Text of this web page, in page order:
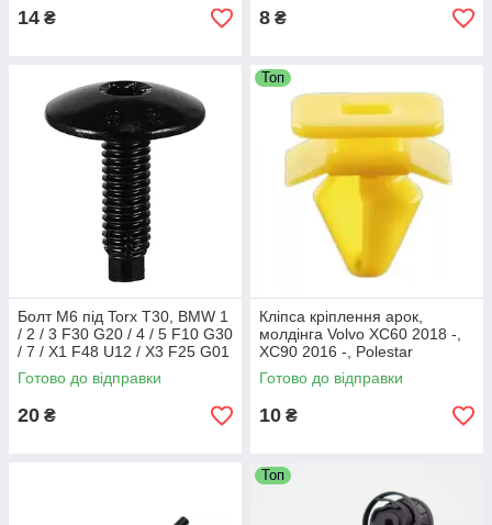
14 ₴ 8 ₴
Болт М6 під Torx T30, BMW 1
/ 2 / 3 F30 G20 / 4 / 5 F10 G30
/ 7 / X1 F48 U12 / X3 F25 G01
/ X4 X5 E70 F15 G05 /X6 F16
G06 /X7 G07
Готово до відправки
20 ₴
Топ
Кліпса кріплення арок,
молдінга Volvo XC60 2018 -,
XC90 2016 -, Polestar
ОЕМ:30622764
Готово до відправки
10 ₴
Топ